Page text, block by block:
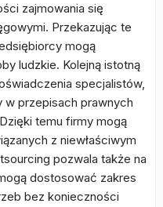
zajmowania się
Przekazując te
mogą
ludzkie. Kolejną istotną
specjalistów,
w przepisach prawnych
temu firmy mogą
z niewłaściwym
pozwala także na
dostosować zakres
bez konieczności